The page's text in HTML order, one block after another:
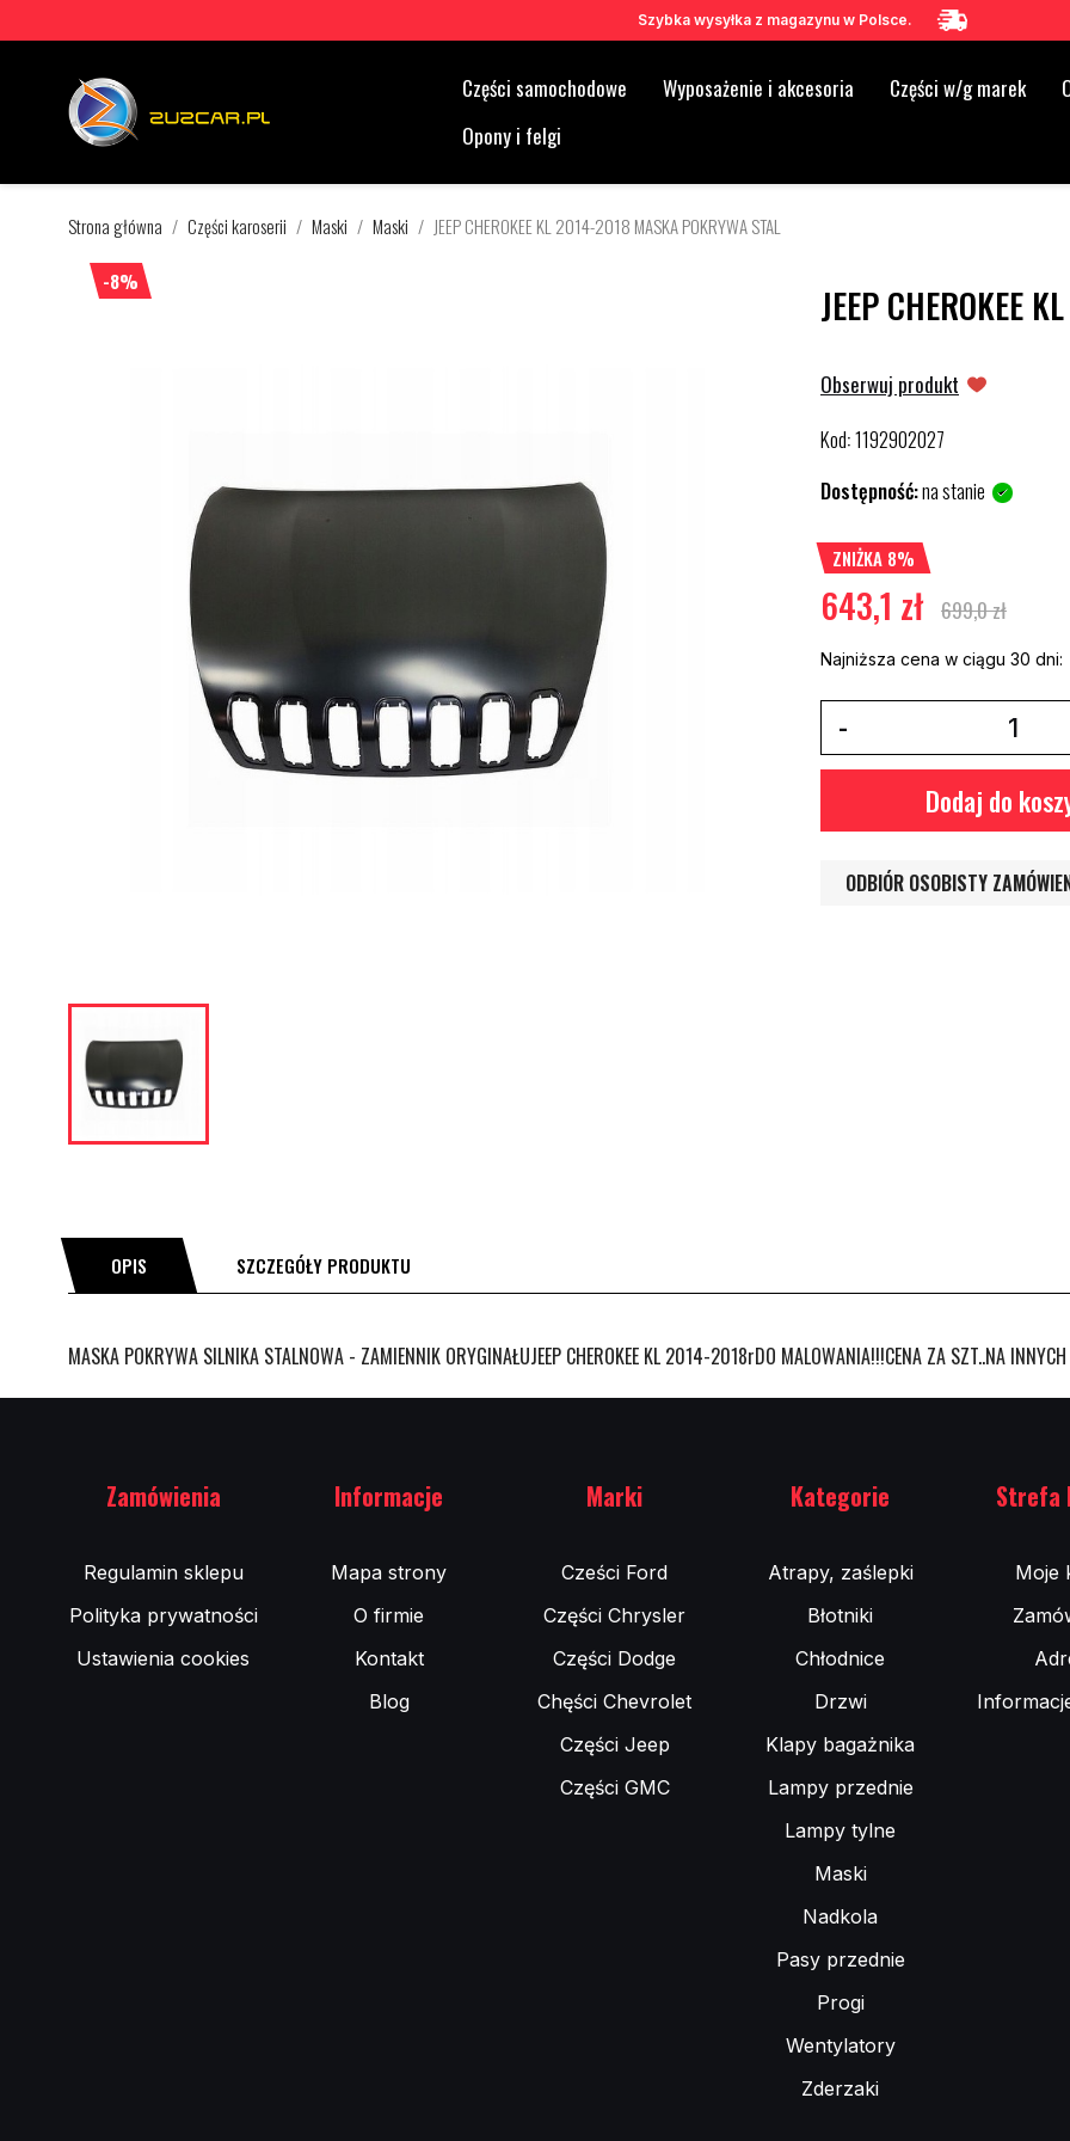
Szybka wysyłka z magazynu w Polsce.
Części samochodowe Wyposażenie i akcesoria Części w/g marek
Opony i felgi
Strona główna Części karoserii Maski Maski JEEP CHEROKEE KL 2014-2018 MASKA POKRYWA STAL
-8% JEEP CHEROKEE
Obserwuj produkt
Kod:1192902027
Dostępność:na stanie
ZNIŻKA 8%
643,1 zł 699,0 zł
Najniższa cena w ciągu 30 dni:
Dodaj do
ODBIÓR OSOBISTY
OPIS SZCZEGÓŁY PRODUKTU
MASKA POKRYWA SILNIKA STALNOWA - ZAMIENNIK ORYGINAŁUJEEP CHEROKEE KL 2014-2018rDO MALOWANIA!!!CENA ZA SZT..NA
Zamówienia
Regulamin sklepu
Polityka prywatności
Ustawienia cookies
Informacje
Mapa strony
O firmie
Kontakt
Blog
Marki
Cześci Ford
Części Chrysler
Części Dodge
Chęści Chevrolet
Części Jeep
Części GMC
Kategorie
Atrapy, zaślepki
Błotniki
Chłodnice
Drzwi
Klapy bagażnika
Lampy przednie
Lampy tylne
Maski
Nadkola
Pasy przednie
Progi
Wentylatory
Zderzaki
Strefa
Moje